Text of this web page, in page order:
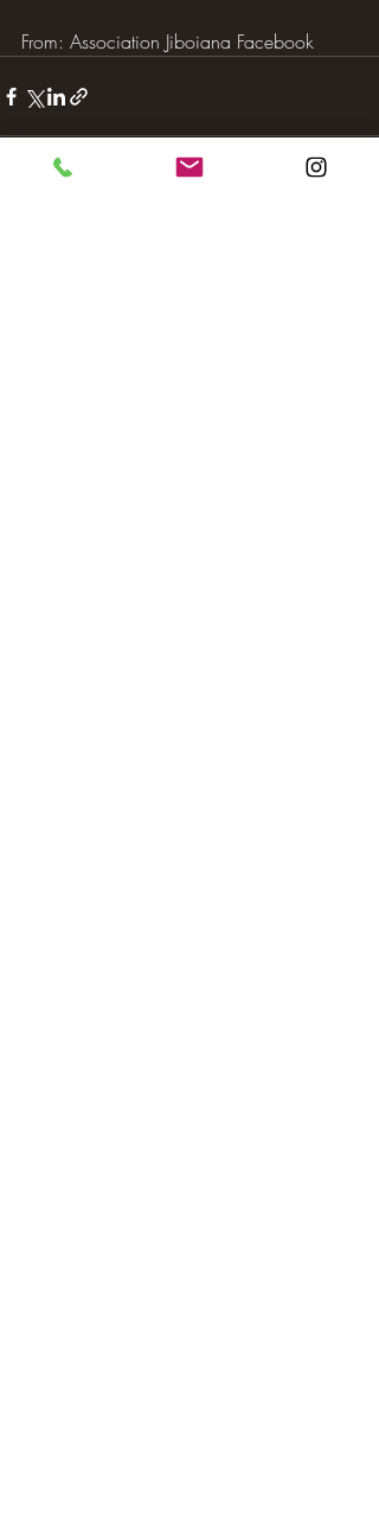
From: Association Jiboiana Facebook